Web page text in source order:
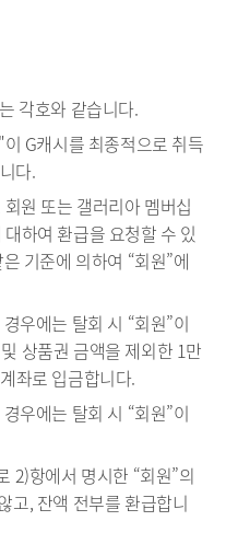
각호와 같습니다.
G캐시를 최종적으로 취득
다.
원 또는 갤러리아 멤버십
하여 환급을 요청할 수 있
기준에 의하여 “회원”에
우에는 탈회 시 “회원”이
상품권 금액을 제외한 1만
좌로 입금합니다.
우에는 탈회 시 “회원”이
2)항에서 명시한 “회원”의
고, 잔액 전부를 환급합니